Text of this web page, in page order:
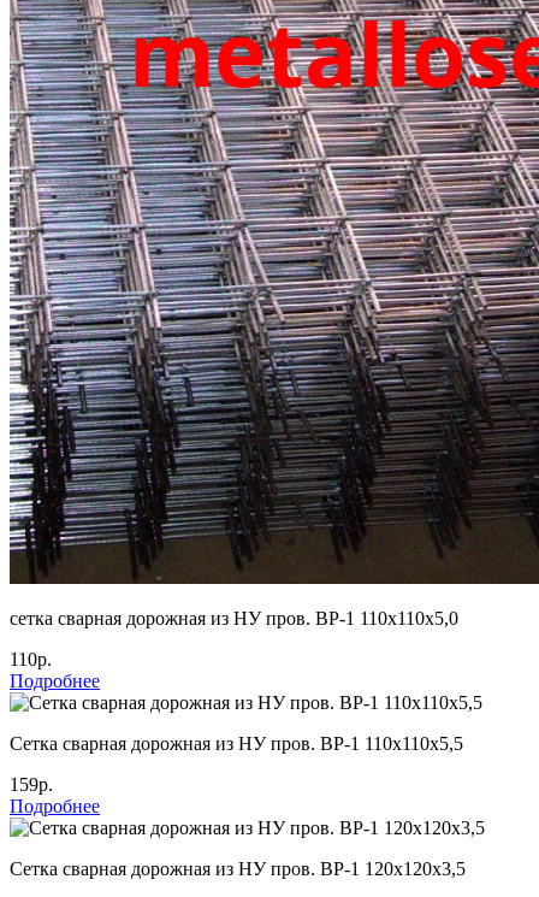
сетка сварная дорожная из НУ пров. ВР-1 110х110х5,0
110р.
Подробнее
Cетка сварная дорожная из НУ пров. ВР-1 110х110х5,5
159р.
Подробнее
Cетка сварная дорожная из НУ пров. ВР-1 120х120х3,5